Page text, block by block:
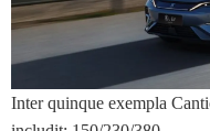
Inter quinque exempla